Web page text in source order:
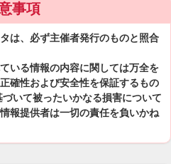
事項
は、必ず主催者発行のものと照合
いる情報の内容に関しては万全を
確性および安全性を保証するもの
いて被ったいかなる損害について
報提供者は一切の責任を負いかね